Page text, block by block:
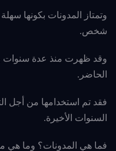
وتمتاز المدونات بكونها
شخص.
وقد ظهرت منذ عدة سنوات
الحاضر.
فقد تم استخدامها من أجل
السنوات الأخيرة.
فما هي المدونات؟ وما هي